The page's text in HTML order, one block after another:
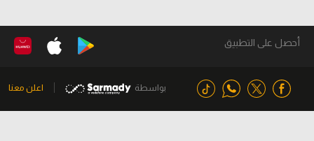
أحصل على التطبيق
بواسطة اعلن معنا